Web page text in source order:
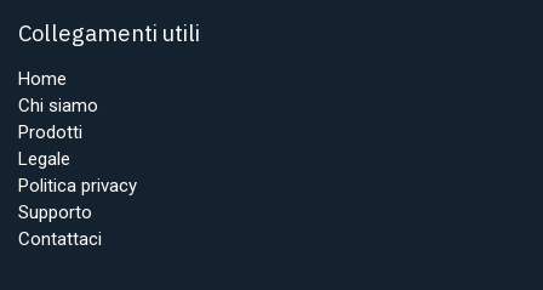
Collegamenti utili
Home
Chi siamo
Prodotti
Legale
Politica privacy
Supporto
Contattaci